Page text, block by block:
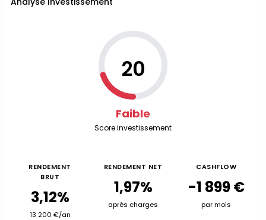
20
Faible
Score investissement
RENDEMENT
BRUT
3,12%
13 200 €/an
RENDEMENT NET
1,97%
après charges
CASHFLOW
-1 899 €
par mois